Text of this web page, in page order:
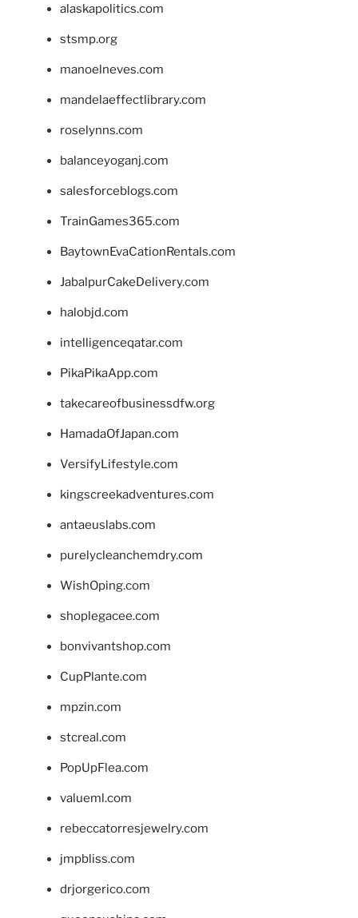
alaskapolitics.com
stsmp.org
manoelneves.com
mandelaeffectlibrary.com
roselynns.com
balanceyoganj.com
salesforceblogs.com
TrainGames365.com
BaytownEvaCationRentals.com
JabalpurCakeDelivery.com
halobjd.com
intelligenceqatar.com
PikaPikaApp.com
takecareofbusinessdfw.org
HamadaOfJapan.com
VersifyLifestyle.com
kingscreekadventures.com
antaeuslabs.com
purelycleanchemdry.com
WishOping.com
shoplegacee.com
bonvivantshop.com
CupPlante.com
mpzin.com
stcreal.com
PopUpFlea.com
valueml.com
rebeccatorresjewelry.com
jmpbliss.com
drjorgerico.com